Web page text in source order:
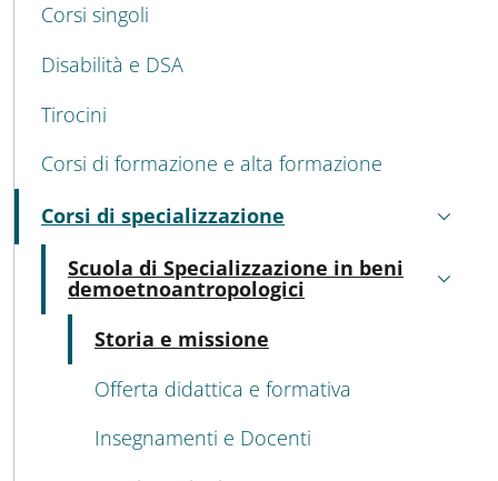
Corsi singoli
Disabilità e DSA
Tirocini
Corsi di formazione e alta formazione
Corsi di specializzazione
Attivo
Scuola di Specializzazione in beni
demoetnoantropologici
Attivo
Storia e missione
Offerta didattica e formativa
Insegnamenti e Docenti